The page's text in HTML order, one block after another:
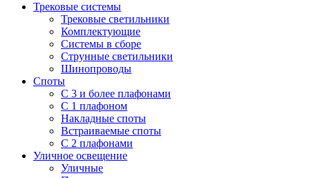
Трековые системы
Трековые светильники
Комплектующие
Системы в сборе
Струнные светильники
Шинопроводы
Споты
С 3 и более плафонами
С 1 плафоном
Накладные споты
Встраиваемые споты
С 2 плафонами
Уличное освещение
Уличные